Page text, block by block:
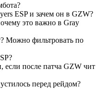
ESP и зачем он в GZW?
это важно в Gray
Можно фильтровать по
если после патча GZW чит
перед рейдом?